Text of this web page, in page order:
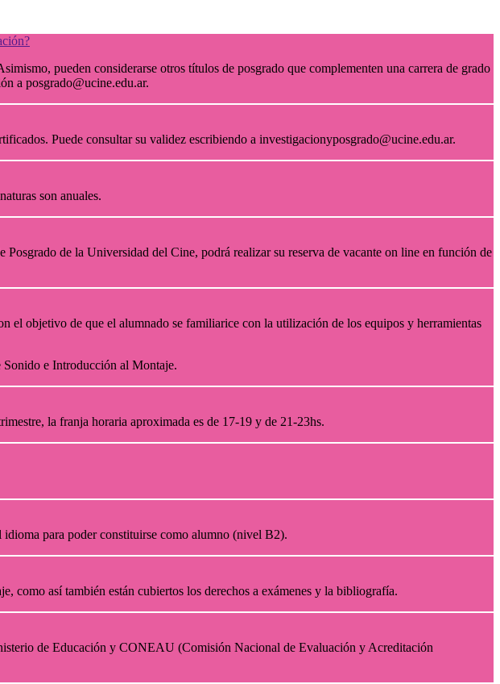
pueden considerarse otros títulos de posgrado que complementen una carrera de grado
a posgrado@ucine.edu.ar.
Puede consultar su validez escribiendo a investigacionyposgrado@ucine.edu.ar.
son anuales.
de la Universidad del Cine, podrá realizar su reserva de vacante on line en función de
el objetivo de que el alumnado se familiarice con la utilización de los equipos y herramientas
e Introducción al Montaje.
la franja horaria aproximada es de 17-19 y de 21-23hs.
para poder constituirse como alumno (nivel B2).
como así también están cubiertos los derechos a exámenes y la bibliografía.
de Educación y CONEAU (Comisión Nacional de Evaluación y Acreditación